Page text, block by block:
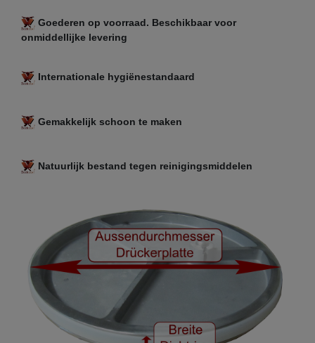
Goederen op voorraad. Beschikbaar voor
onmiddellijke levering
Internationale hygiënestandaard
Gemakkelijk schoon te maken
Natuurlijk bestand tegen reinigingsmiddelen